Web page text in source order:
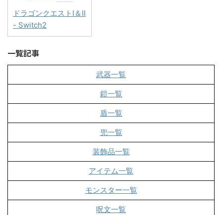
ドラゴンクエストI＆II
- Switch2
一覧記事
武器一覧
鎧一覧
盾一覧
兜一覧
装飾品一覧
アイテム一覧
モンスター一覧
呪文一覧